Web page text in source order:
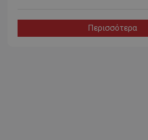
Περισσότερα